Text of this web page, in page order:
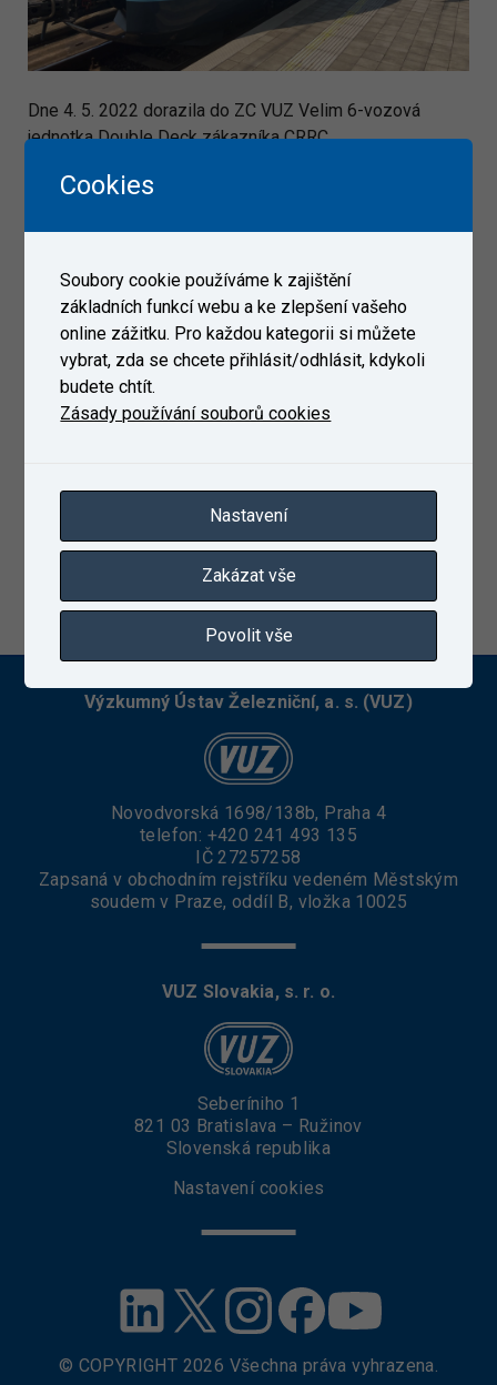
Dne 4. 5. 2022 dorazila do ZC VUZ Velim 6-vozová
jednotka Double Deck zákazníka CRRC.
4. 5. 2022
Výzkumný Ústav Železniční, a. s. (VUZ)
Novodvorská 1698/138b, Praha 4
telefon: +420 241 493 135
IČ 27257258
Zapsaná v obchodním rejstříku vedeném Městským
soudem v Praze, oddíl B, vložka 10025
© COPYRIGHT 2026 Všechna práva vyhrazena.
VUZ Slovakia, s. r. o.
Seberíniho 1
821 03 Bratislava – Ružinov
Slovenská republika
Nastavení cookies
Cookies
Soubory cookie používáme k zajištění
základních funkcí webu a ke zlepšení vašeho
online zážitku. Pro každou kategorii si můžete
vybrat, zda se chcete přihlásit/odhlásit, kdykoli
budete chtít.
Zásady používání souborů cookies
Nastavení
Zakázat vše
Povolit vše